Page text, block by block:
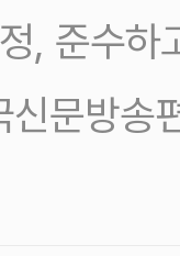
, 준수하
문방송